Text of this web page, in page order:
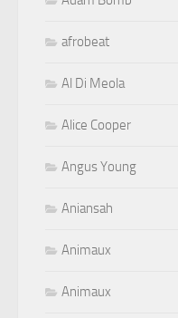
afrobeat
Al Di Meola
Alice Cooper
Angus Young
Aniansah
Animaux
Animaux